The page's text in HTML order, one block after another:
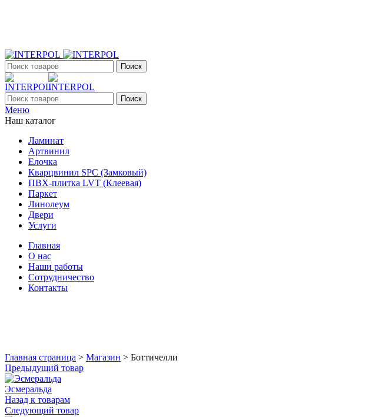
Поиск
Поиск
Меню
Наш каталог
Ламинат
Артвинил
Елочка
Кварцвинил SPC (Замковый)
ПВХ-плитка LVT (Клеевая)
Паркет
Линолеум
Двери
Услуги
Главная
О нас
Наши работы
Сотрудничество
Контакты
Главная страница > Магазин > Боттичелли
Предыдущий товар
Эсмеральда
Назад к товарам
Следующий товар